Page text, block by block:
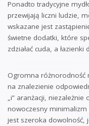
Ponadto tradycyjne
przewijają liczni ludzie,
wskazane jest
świetne dodatki, które
zdziałać cuda, a
Ogromna różnorodność
na znalezienie
„i” aranżacji,
nowoczesny
jest szeroka dowolność,